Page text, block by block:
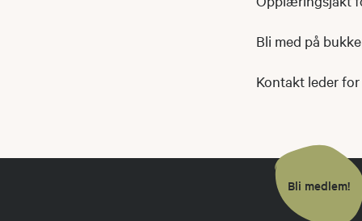
Bli med på
Kontakt leder
Bli medlem!